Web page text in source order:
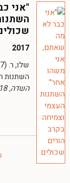
"אני
2017
השתנות
השדה, 18